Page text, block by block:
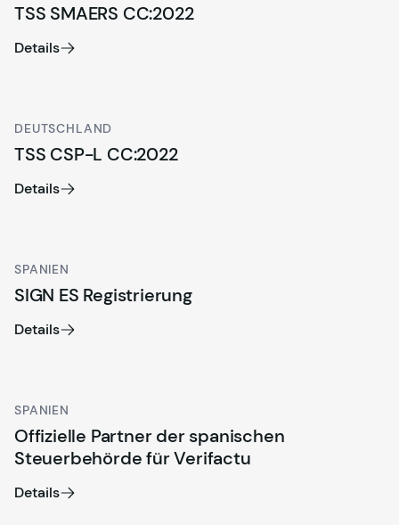
TSS SMAERS CC:2022
Details
DEUTSCHLAND
TSS CSP-L CC:2022
Details
SPANIEN
SIGN ES Registrierung
Details
SPANIEN
Offizielle Partner der spanischen
Steuerbehörde für Verifactu
Details